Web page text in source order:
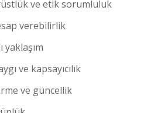
ve etik sorumluluk
verebilirlik
ve kapsayıcılık
ve güncellik